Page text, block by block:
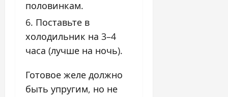
половинкам.
Поставьте в
холодильник на 3–4
часа (лучше на ночь).
Готовое желе должно
быть упругим, но не